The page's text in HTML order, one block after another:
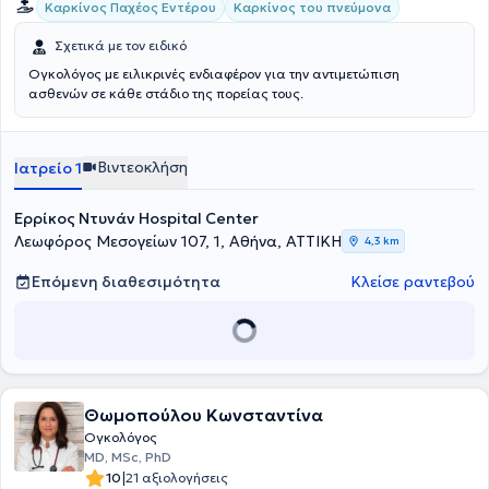
Καρκίνος Παχέος Εντέρου Καρκίνος του πνεύμονα
Σχετικά με τον ειδικό
Ογκολόγος με ειλικρινές ενδιαφέρον για την αντιμετώπιση
ασθενών σε κάθε στάδιο της πορείας τους.
Ιατρείο 1 Βιντεοκλήση
Ερρίκος Ντυνάν Hospital Center
Λεωφόρος Μεσογείων 107, 1, Αθήνα, ΑΤΤΙΚΗ
4,3 km
Επόμενη διαθεσιμότητα Κλείσε ραντεβού
Θωμοπούλου Κωνσταντίνα
Ογκολόγος
MD, MSc, PhD
10|21 αξιολογήσεις